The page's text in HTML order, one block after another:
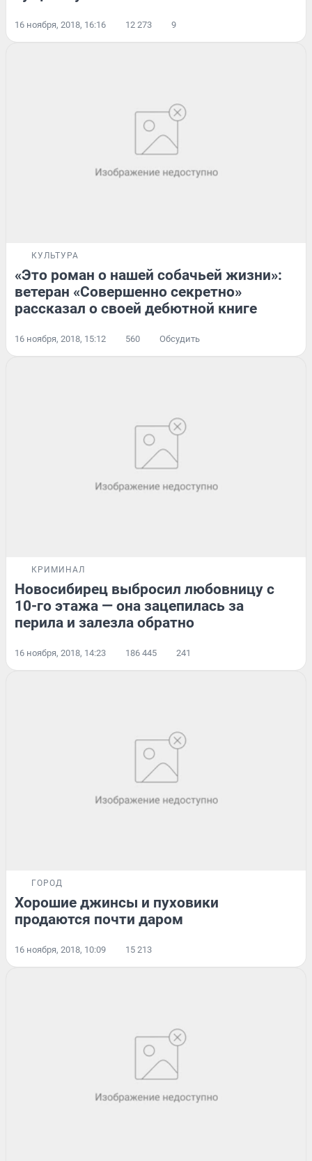
16 ноября, 2018, 16:16 12 273 9
КУЛЬТУРА
«Это роман о нашей собачьей жизни»:
ветеран «Совершенно секретно»
рассказал о своей дебютной книге
16 ноября, 2018, 15:12 560 Обсудить
КРИМИНАЛ
Новосибирец выбросил любовницу с
10-го этажа — она зацепилась за
перила и залезла обратно
16 ноября, 2018, 14:23 186 445 241
ГОРОД
Хорошие джинсы и пуховики
продаются почти даром
16 ноября, 2018, 10:09 15 213